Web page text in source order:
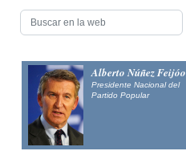
Alberto Núñez Feijóo
Presidente Nacional del
Partido Popular